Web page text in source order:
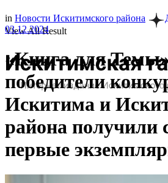
View All Result
in Новости Искитимского района
03.12.2024
«Книга для
победители
Искитима и
района получили
первые